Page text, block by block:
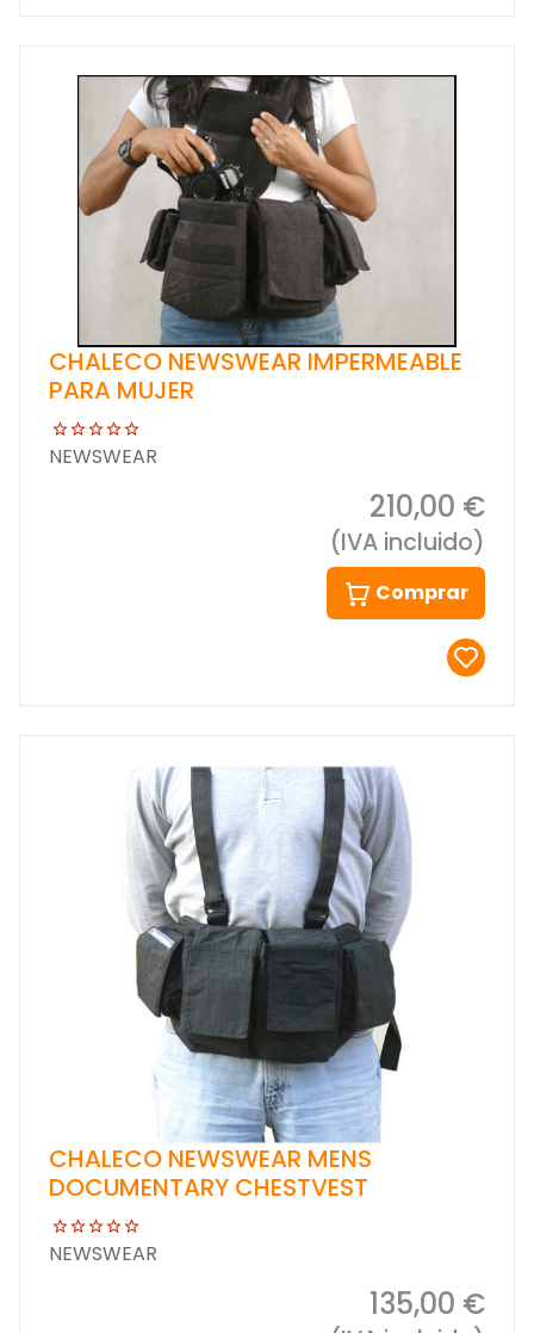
CHALECO NEWSWEAR IMPERMEABLE
PARA MUJER
NEWSWEAR
210,00 €
(IVA incluido)
Comprar
CHALECO NEWSWEAR MENS
DOCUMENTARY CHESTVEST
NEWSWEAR
135,00 €